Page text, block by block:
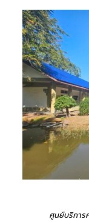
ศูนย์บริการ